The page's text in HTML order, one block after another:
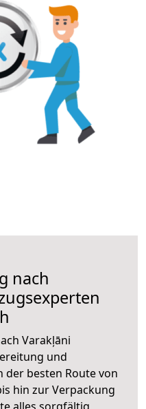
nach
Varakļāni
und
der besten Route von
hin zur Verpackung